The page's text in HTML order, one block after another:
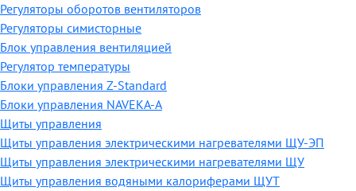
Регуляторы оборотов вентиляторов
Регуляторы симисторные
Блок управления вентиляцией
Регулятор температуры
Блоки управления Z-Standard
Блоки управления NAVEKA-A
Щиты управления
Щиты управления электрическими нагревателями ЩУ-ЭП
Щиты управления электрическими нагревателями ЩУ
Щиты управления водяными калориферами ЩУТ